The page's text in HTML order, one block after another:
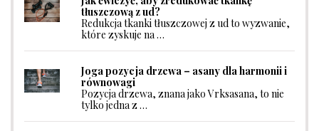
tłuszczową z ud?
Redukcja tkanki tłuszczowej z ud to wyzwanie,
które zyskuje na …
Joga pozycja drzewa – asany dla harmonii i
równowagi
Pozycja drzewa, znana jako Vrksasana, to nie
tylko jedna z …